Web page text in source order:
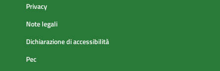
Privacy
Note legali
Dichiarazione di accessibilità
Pec